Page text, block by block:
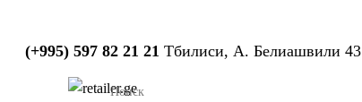
(+995) 597 82 21 21 Тбилиси, А. Белиашвили 43